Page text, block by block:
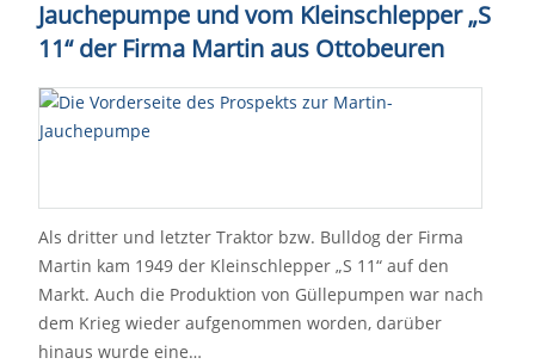
Jauchepumpe und vom Kleinschlepper „S
11“ der Firma Martin aus Ottobeuren
Als dritter und letzter Traktor bzw. Bulldog der Firma
Martin kam 1949 der Kleinschlepper „S 11“ auf den
Markt. Auch die Produktion von Güllepumpen war nach
dem Krieg wieder aufgenommen worden, darüber
hinaus wurde eine…